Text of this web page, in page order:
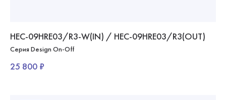
HEC-09HRE03/R3-W(IN) / HEC-09HRE03/R3(OUT)
Серия Design On-Off
25 800 ₽